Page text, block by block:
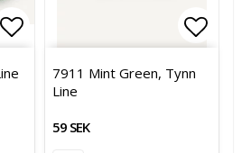
Lägg till i favoritlistan
7911 Mint Green, Tynn
Line
59 SEK